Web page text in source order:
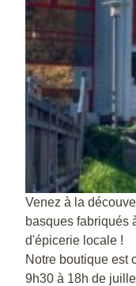
Venez à la
basques fabriqués
d'épicerie locale !
Notre boutique est
9h30 à 18h de